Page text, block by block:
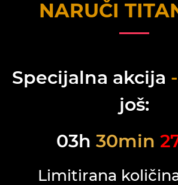
NARUČI
Specijalna akcija
još:
03h 30min
Limitirana